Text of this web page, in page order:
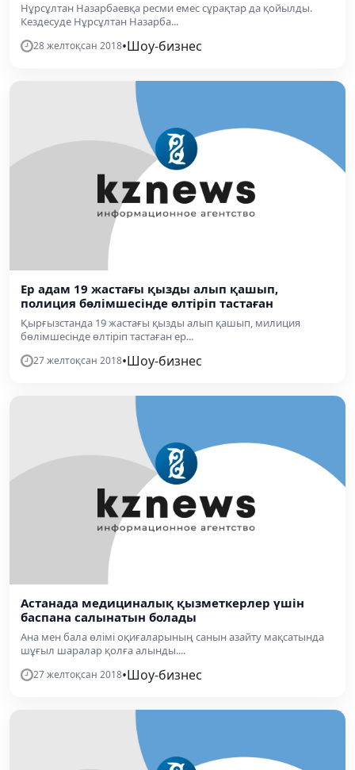
Нұрсұлтан Назарбаевқа ресми емес сұрақтар да қойылды.
Кездесуде Нұрсұлтан Назарба...
28 желтоқсан 2018•Шоу-бизнес
Ер адам 19 жастағы қызды алып қашып,
полиция бөлімшесінде өлтіріп тастаған
Қырғызстанда 19 жастағы қызды алып қашып, милиция
бөлімшесінде өлтіріп тастаған ер...
27 желтоқсан 2018•Шоу-бизнес
Астанада медициналық қызметкерлер үшін
баспана салынатын болады
Ана мен бала өлімі оқиғаларының санын азайту мақсатында
шұғыл шаралар қолға алынды....
27 желтоқсан 2018•Шоу-бизнес